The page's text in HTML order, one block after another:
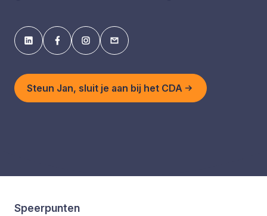
Steun Jan, sluit je aan bij het CDA
Speerpunten